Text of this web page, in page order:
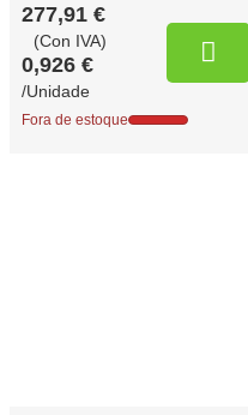
277,91 €
(Con IVA)
0,926 €
/Unidade
Fora de estoque